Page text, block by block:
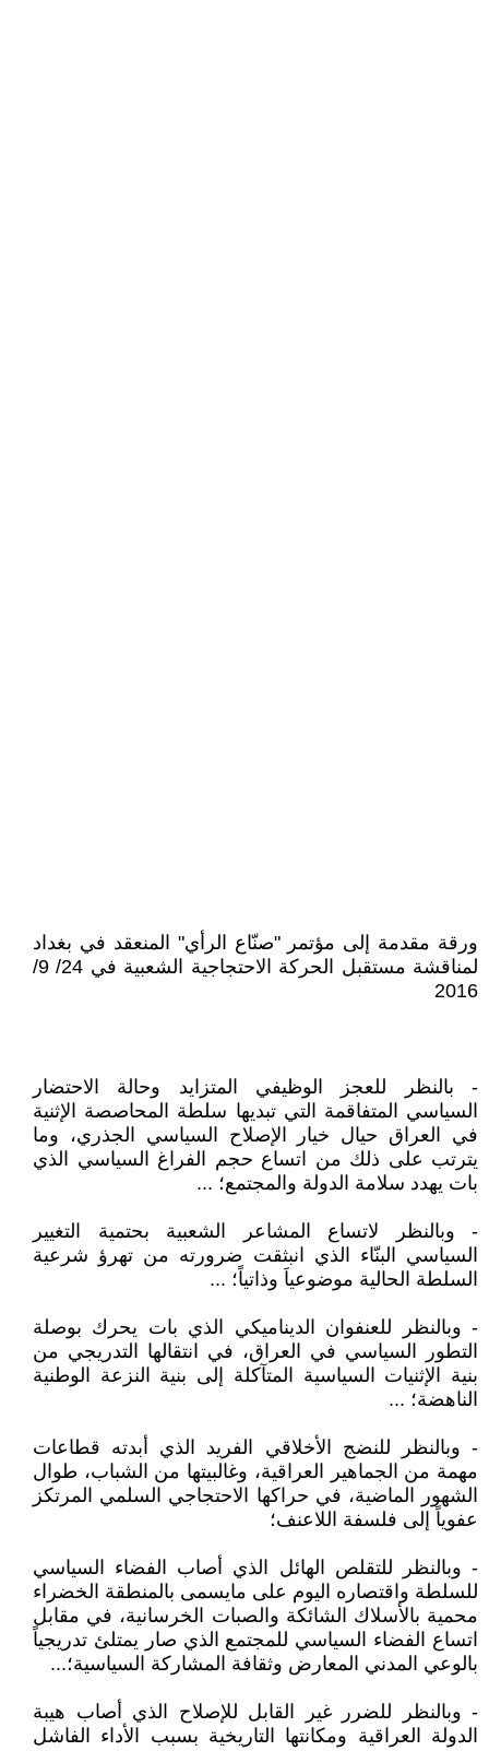
ورقة مقدمة إلى مؤتمر "صنّاع الرأي" المنعقد في بغداد
لمناقشة مستقبل الحركة الاحتجاجية الشعبية في 24/ 9/
2016
- بالنظر للعجز الوظيفي المتزايد وحالة الاحتضار
السياسي المتفاقمة التي تبديها سلطة المحاصصة الإثنية
في العراق حيال خيار الإصلاح السياسي الجذري، وما
يترتب على ذلك من اتساع حجم الفراغ السياسي الذي
بات يهدد سلامة الدولة والمجتمع؛ ...
- وبالنظر لاتساع المشاعر الشعبية بحتمية التغيير
السياسي البنّاء الذي انبثقت ضرورته من تهرؤ شرعية
السلطة الحالية موضوعياَ وذاتياً؛ ...
- وبالنظر للعنفوان الديناميكي الذي بات يحرك بوصلة
التطور السياسي في العراق، في انتقالها التدريجي من
بنية الإثنيات السياسية المتآكلة إلى بنية النزعة الوطنية
الناهضة؛ ...
- وبالنظر للنضج الأخلاقي الفريد الذي أبدته قطاعات
مهمة من الجماهير العراقية، وغالبيتها من الشباب، طوال
الشهور الماضية، في حراكها الاحتجاجي السلمي المرتكز
عفوياً إلى فلسفة اللاعنف؛
- وبالنظر للتقلص الهائل الذي أصاب الفضاء السياسي
للسلطة واقتصاره اليوم على مايسمى بالمنطقة الخضراء
محمية بالأسلاك الشائكة والصبات الخرسانية، في مقابل
اتساع الفضاء السياسي للمجتمع الذي صار يمتلئ تدريجياً
بالوعي المدني المعارض وثقافة المشاركة السياسية؛...
- وبالنظر للضرر غير القابل للإصلاح الذي أصاب هيبة
الدولة العراقية ومكانتها التاريخية بسبب الأداء الفاشل